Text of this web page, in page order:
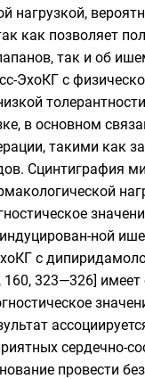
нагрузкой,
как позволяет
так и об
ЭхоКГ с
в основном
такими как
Сцинтиграфия
ной
с
323—326] имеет
сердечно-
провести